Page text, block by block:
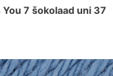
You 7 šokolaad uni 37